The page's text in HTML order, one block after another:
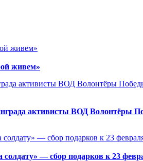
живем»
активисты ВОД Волонтёры
— сбор подарков к 23